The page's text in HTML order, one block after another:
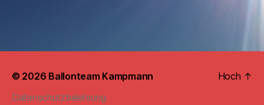
© 2026 Ballonteam Kampmann
Datenschutzbelehrung
Hoch ↑